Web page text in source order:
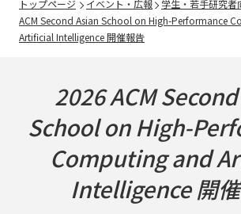
トップページ イベント・広報 学生・若手研究者
ACM Second Asian School on High-Performance
Artificial Intelligence 開催報告
2026 ACM
School on High-
Computing and
Intelligence開